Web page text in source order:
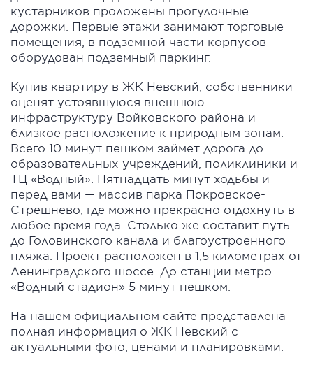
кустарников проложены прогулочные
дорожки. Первые этажи занимают торговые
помещения, в подземной части корпусов
оборудован подземный паркинг.
Купив квартиру в ЖК Невский, собственники
оценят устоявшуюся внешнюю
инфраструктуру Войковского района и
близкое расположение к природным зонам.
Всего 10 минут пешком займет дорога до
образовательных учреждений, поликлиники и
ТЦ «Водный». Пятнадцать минут ходьбы и
перед вами — массив парка Покровское-
Стрешнево, где можно прекрасно отдохнуть в
любое время года. Столько же составит путь
до Головинского канала и благоустроенного
пляжа. Проект расположен в 1,5 километрах от
Ленинградского шоссе. До станции метро
«Водный стадион» 5 минут пешком.
На нашем официальном сайте представлена
полная информация о ЖК Невский с
актуальными фото, ценами и планировками.